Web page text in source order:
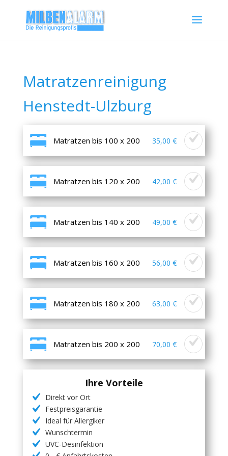
Matratzenreinigung
Henstedt-Ulzburg
Matratzen bis 100 x 200 35,00 €
Matratzen bis 120 x 200 42,00 €
Matratzen bis 140 x 200 49,00 €
Matratzen bis 160 x 200 56,00 €
Matratzen bis 180 x 200 63,00 €
Matratzen bis 200 x 200 70,00 €
Ihre Vorteile
Direkt vor Ort
Festpreisgarantie
Ideal für Allergiker
Wunschtermin
UVC-Desinfektion